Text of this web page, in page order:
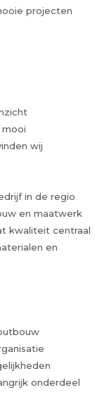
projecten
wij
in de regio
en maatwerk
kwaliteit centraal
en
onderdeel